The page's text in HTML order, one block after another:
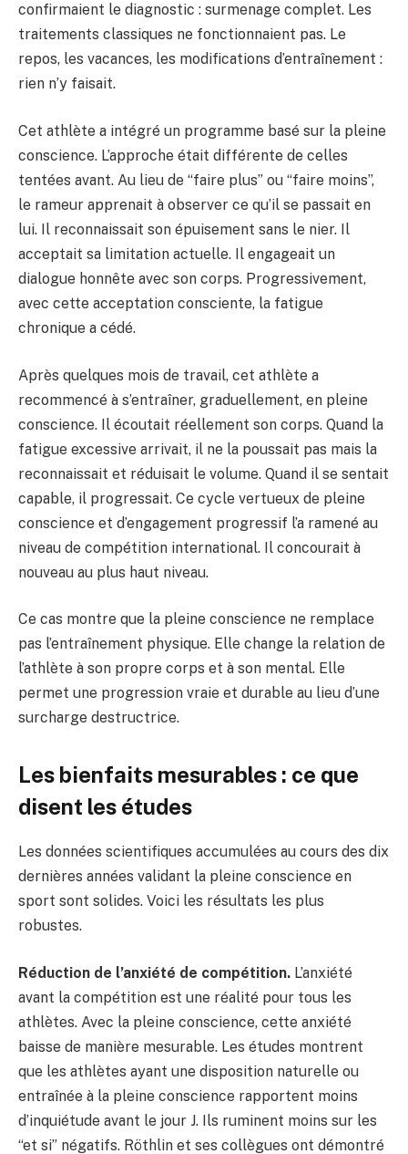
confirmaient le diagnostic : surmenage complet. Les
traitements classiques ne fonctionnaient pas. Le
repos, les vacances, les modifications d’entraînement :
rien n’y faisait.
Cet athlète a intégré un programme basé sur la pleine
conscience. L’approche était différente de celles
tentées avant. Au lieu de “faire plus” ou “faire moins”,
le rameur apprenait à observer ce qu’il se passait en
lui. Il reconnaissait son épuisement sans le nier. Il
acceptait sa limitation actuelle. Il engageait un
dialogue honnête avec son corps. Progressivement,
avec cette acceptation consciente, la fatigue
chronique a cédé.
Après quelques mois de travail, cet athlète a
recommencé à s’entraîner, graduellement, en pleine
conscience. Il écoutait réellement son corps. Quand la
fatigue excessive arrivait, il ne la poussait pas mais la
reconnaissait et réduisait le volume. Quand il se sentait
capable, il progressait. Ce cycle vertueux de pleine
conscience et d’engagement progressif l’a ramené au
niveau de compétition international. Il concourait à
nouveau au plus haut niveau.
Ce cas montre que la pleine conscience ne remplace
pas l’entraînement physique. Elle change la relation de
l’athlète à son propre corps et à son mental. Elle
permet une progression vraie et durable au lieu d’une
surcharge destructrice.
Les bienfaits mesurables : ce que
disent les études
Les données scientifiques accumulées au cours des dix
dernières années validant la pleine conscience en
sport sont solides. Voici les résultats les plus
robustes.
Réduction de l’anxiété de compétition. L’anxiété
avant la compétition est une réalité pour tous les
athlètes. Avec la pleine conscience, cette anxiété
baisse de manière mesurable. Les études montrent
que les athlètes ayant une disposition naturelle ou
entraînée à la pleine conscience rapportent moins
d’inquiétude avant le jour J. Ils ruminent moins sur les
“et si” négatifs. Röthlin et ses collègues ont démontré